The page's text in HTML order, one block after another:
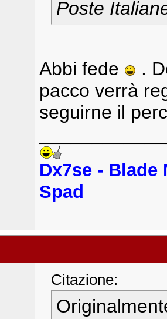
Poste
Abbi fede
.
pacco verrà
seguirne il
Dx7se - Blade
Spad
Citazione: